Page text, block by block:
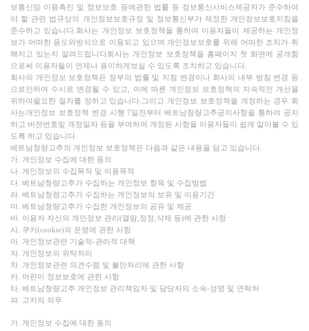
보통신망 이용촉진 및 정보보호 등에관한 법률 등 정보통신서비스제공자가 준수하여
야 할 관련 법규상의 개인정보보호규정 및 정보통신부가 제정한 개인정보보호지침을
준수하고 있습니다.회사는 개인정보 보호정책을 통하여 이용자들이 제공하는 개인정
보가 어떠한 용도와방식으로 이용되고 있으며 개인정보보호를 위해 어떠한 조치가 취
해지고 있는지 알려드립니다회사는 개인정보 보호정책을 홈페이지 첫 화면에 공개함
으로써 이용자들이 언제나 용이하게보실 수 있도록 조치하고 있습니다.
회사의 개인정보 보호정책은 정부의 법률 및 지침 변경이나 회사의 내부 방침 변경 등
으로인하여 수시로 변경될 수 있고, 이에 따른 개인정보 보호정책의 지속적인 개선을
위하여필요한 절차를 정하고 있습니다.그리고 개인정보 보호정책을 개정하는 경우 회
사는개인정보 보호정책 변경 시행 7일전부터 베트남청량고추공지사항을 통하여 공지
하고 버전번호및 개정일자 등을 부여하여 개정된 사항을 이용자들이 쉽게 알아볼 수 있
도록 하고 있습니다.
베트남청량고추의 개인정보 보호정책은 다음과 같은 내용을 담고 있습니다.
가. 개인정보 수집에 대한 동의
나. 개인정보의 수집목적 및 이용목적
다. 베트남청량고추가 수집하는 개인정보 항목 및 수집방법
라. 베트남청량고추가 수집하는 개인정보의 보유 및 이용기간
마. 베트남청량고추가 수집한 개인정보의 공유 및 제공
바. 이용자 자신의 개인정보 관리(열람,정정,삭제 등)에 관한 사항
사. 쿠키(cookie)의 운영에 관한 사항
아. 개인정보관련 기술적-관리적 대책
자. 개인정보의 위탁처리
차. 개인정보관련 의견수렴 및 불만처리에 관한 사항
카. 어린이 정보보호에 관한 사항
타. 베트남청량고추 개인정보 관리책임자 및 담당자의 소속-성명 및 연락처
파. 고지의 의무
가. 개인정보 수집에 대한 동의